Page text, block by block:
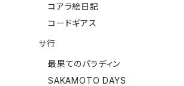
コアラ絵日記
コードギアス
サ行
最果てのパラディン
SAKAMOTO DAYS